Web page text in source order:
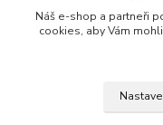
info@rapid-autohifi.com
Náš e-shop a partneři
cookies, aby Vám